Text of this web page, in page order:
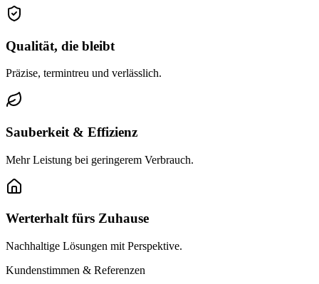
Qualität, die bleibt
Präzise, termintreu und verlässlich.
Sauberkeit & Effizienz
Mehr Leistung bei geringerem Verbrauch.
Werterhalt fürs Zuhause
Nachhaltige Lösungen mit Perspektive.
Kundenstimmen & Referenzen